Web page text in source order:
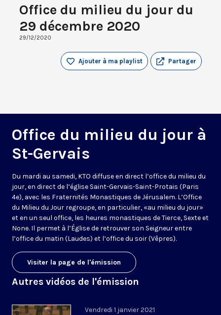
Office du milieu du jour du
29 décembre 2020
29/12/2020
Partager
Ajouter à ma playlist
Office du milieu du jour à
St-Gervais
Du mardi au samedi, KTO diffuse en direct l’office du milieu du
jour, en direct de l’église Saint-Gervais-Saint-Protais (Paris
4e), avec les Fraternités Monastiques de Jérusalem. L’Office
du Milieu du Jour regroupe, en particulier, «au milieu du jour»
et en un seul office, les heures monastiques de Tierce, Sexte et
None. Il permet à l’Église de retrouver son Seigneur entre
l’office du matin (Laudes) et l’office du soir (Vêpres).
Visiter la page de l'émission
Autres vidéos de l'émission
Vendredi 1 janvier 2021